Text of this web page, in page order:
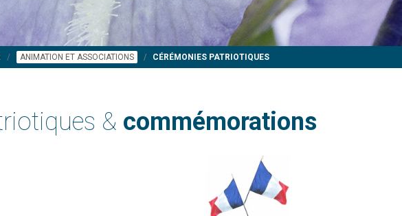
ANIMATION ET ASSOCIATIONS CÉRÉMONIES PATRIOTIQUES
& commémorations